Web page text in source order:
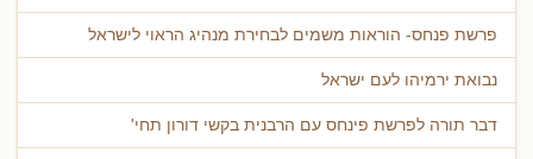
פרשת פנחס- הוראות משמים לבחירת מנהיג הראוי לישראל
נבואת ירמיהו לעם ישראל
דבר תורה לפרשת פינחס עם הרבנית בקשי דורון תחי'